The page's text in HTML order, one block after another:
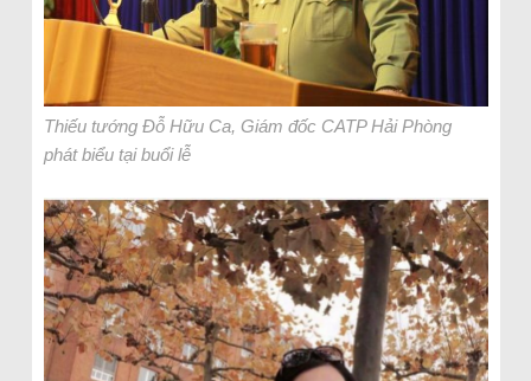
Thiếu tướng Đỗ Hữu Ca, Giám đốc CATP Hải Phòng
phát biểu tại buổi lễ